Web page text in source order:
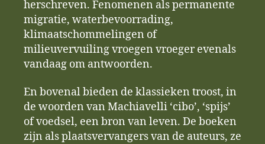
herschreven. Fenomenen als permanente
migratie, waterbevoorrading,
klimaatschommelingen of
milieuvervuiling vroegen vroeger evenals
vandaag om antwoorden.
En bovenal bieden de klassieken troost, in
de woorden van Machiavelli ‘cibo’, ‘spijs’
of voedsel, een bron van leven. De boeken
zijn als plaatsvervangers van de auteurs, ze